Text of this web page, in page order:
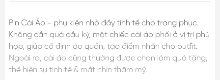
Pin Cài Áo - phụ kiện nhỏ đầy tinh tế cho trang phục.
Không cần quá cầu kỳ, một chiếc cài áo phối ở vị trí phù
hợp, giúp cố định áo quần, tạo điểm nhấn cho outfit.
Ngoài ra, cài áo cũng thường được chọn làm quà tặng,
thể hiện sự tinh tế & mắt nhìn thẩm mỹ.